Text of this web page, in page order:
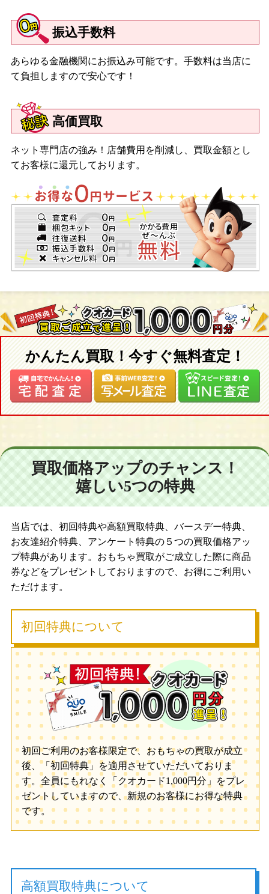
振込手数料
あらゆる金融機関にお振込み可能です。手数料は当店に
て負担しますので安心です！
高価買取
ネット専門店の強み！店舗費用を削減し、買取金額とし
てお客様に還元しております。
かんたん買取！今すぐ無料査定！
買取価格アップのチャンス！
嬉しい5つの特典
当店では、初回特典や高額買取特典、バースデー特典、
お友達紹介特典、アンケート特典の５つの買取価格アッ
プ特典があります。おもちゃ買取がご成立した際に商品
券などをプレゼントしておりますので、お得にご利用い
ただけます。
初回特典について
初回ご利用のお客様限定で、おもちゃの買取が成立
後、「初回特典」を適用させていただいておりま
す。全員にもれなく「クオカード1,000円分」をプレ
ゼントしていますので、新規のお客様にお得な特典
です。
高額買取特典について